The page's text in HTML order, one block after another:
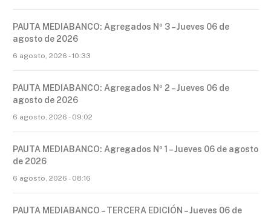
PAUTA MEDIABANCO: Agregados Nº 3 – Jueves 06 de
agosto de 2026
6 agosto, 2026 - 10:33
PAUTA MEDIABANCO: Agregados Nº 2 – Jueves 06 de
agosto de 2026
6 agosto, 2026 - 09:02
PAUTA MEDIABANCO: Agregados Nº 1 – Jueves 06 de agosto
de 2026
6 agosto, 2026 - 08:16
PAUTA MEDIABANCO – TERCERA EDICIÓN – Jueves 06 de